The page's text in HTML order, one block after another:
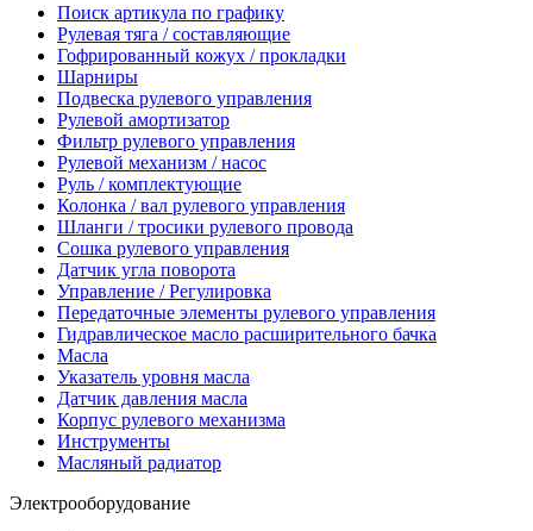
Поиск артикула по графику
Рулевая тяга / составляющие
Гофрированный кожух / прокладки
Шарниры
Подвеска рулевого управления
Рулевой амортизатор
Фильтр рулевого управления
Рулевой механизм / насос
Руль / комплектующие
Колонка / вал рулевого управления
Шланги / тросики рулевого провода
Сошка рулевого управления
Датчик угла поворота
Управление / Регулировка
Передаточные элементы рулевого управления
Гидравлическое масло расширительного бачка
Масла
Указатель уровня масла
Датчик давления масла
Корпус рулевого механизма
Инструменты
Масляный радиатор
Электрооборудование